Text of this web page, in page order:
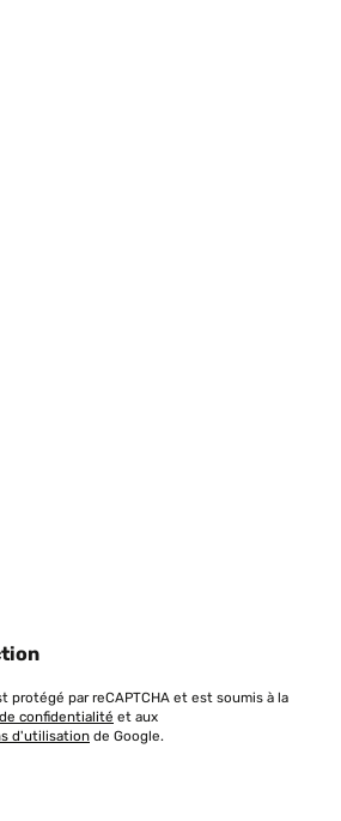
protégé par reCAPTCHA et est soumis à la
confidentialité et aux
d'utilisation de Google.